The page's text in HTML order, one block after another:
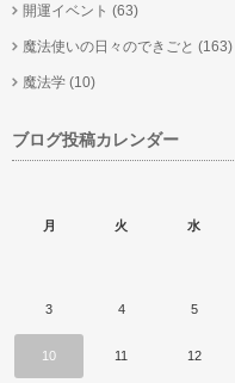
開運イベント (63)
魔法使いの日々のできごと (163)
魔法学 (10)
ブログ投稿カレンダー
月 火 水
3 4 5
10 11 12